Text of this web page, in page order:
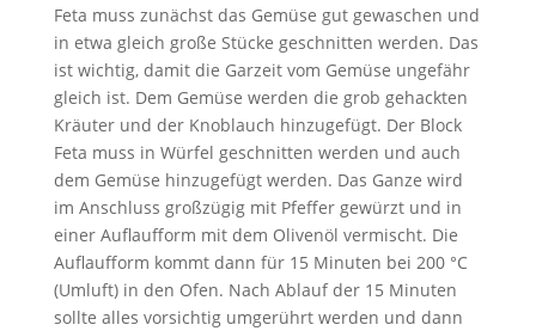
Feta muss zunächst das Gemüse gut gewaschen und
in etwa gleich große Stücke geschnitten werden. Das
ist wichtig, damit die Garzeit vom Gemüse ungefähr
gleich ist. Dem Gemüse werden die grob gehackten
Kräuter und der Knoblauch hinzugefügt. Der Block
Feta muss in Würfel geschnitten werden und auch
dem Gemüse hinzugefügt werden. Das Ganze wird
im Anschluss großzügig mit Pfeffer gewürzt und in
einer Auflaufform mit dem Olivenöl vermischt. Die
Auflaufform kommt dann für 15 Minuten bei 200 °C
(Umluft) in den Ofen. Nach Ablauf der 15 Minuten
sollte alles vorsichtig umgerührt werden und dann